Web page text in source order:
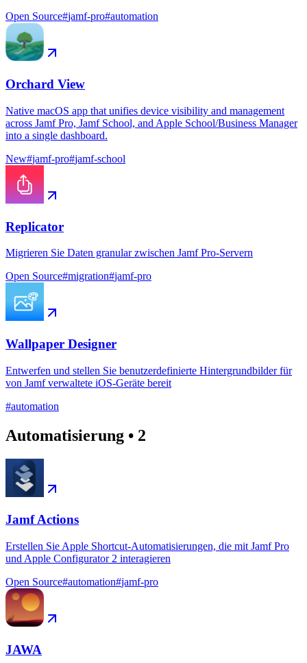
Open Source#jamf-pro#automation
Orchard View
Native macOS app that unifies device visibility and management
across Jamf Pro, Jamf School, and Apple School/Business Manager
into a single dashboard.
New#jamf-pro#jamf-school
Replicator
Migrieren Sie Daten granular zwischen Jamf Pro-Servern
Open Source#migration#jamf-pro
Wallpaper Designer
Entwerfen und stellen Sie benutzerdefinierte Hintergrundbilder für
von Jamf verwaltete iOS-Geräte bereit
#automation
Automatisierung • 2
Jamf Actions
Erstellen Sie Apple Shortcut-Automatisierungen, die mit Jamf Pro
und Apple Configurator 2 interagieren
Open Source#automation#jamf-pro
JAWA